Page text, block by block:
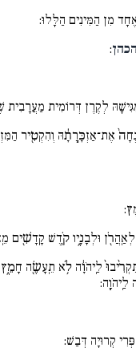
מִן הַמִּינִים הַלָּלוּ:
:
לְקֶרֶן דְּרוֹמִית
אֶת־אַזְכָּ֣רָתָ֔הּ וְהִקְטִ֖יר
וּלְבָנָ֑יו קֹ֥דֶשׁ קָֽדָשִׁ֖ים
לַֽיהֹוָ֔ה לֹ֥א תֵֽעָשֶׂ֖ה
לַֽיהֹוָֽה:
קְרוּיָה דְּבַשׁ: